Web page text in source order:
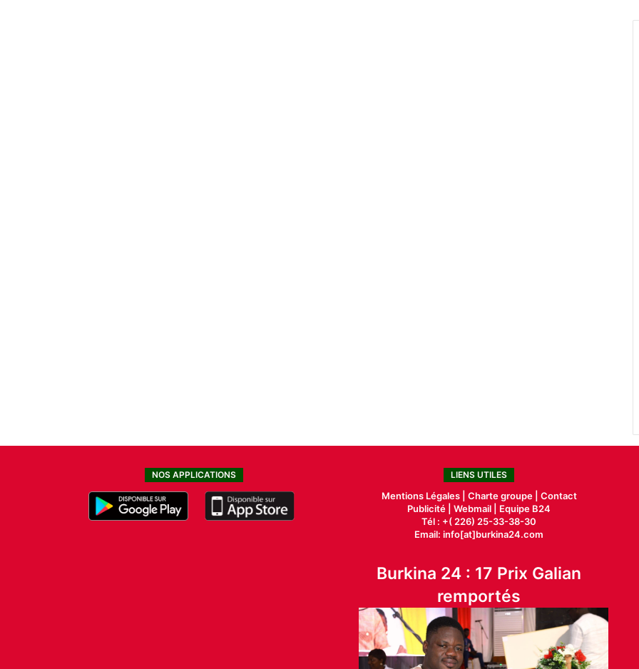
NOS APPLICATIONS LIENS UTILES
Mentions Légales | Charte groupe | Contact
Publicité |Webmail |
Equipe B24
Tél : +( 226) 25-33-38-30
Email: info[at]burkina24.com
Burkina 24 : 17 Prix Galian
remportés